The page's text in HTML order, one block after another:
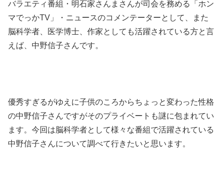
バラエティ番組・明石家さんまさんが司会を務める「ホン
マでっかTV」・ニュースのコメンテーターとして、また
脳科学者、医学博士、作家としても活躍されている方と言
えば、中野信子さんです。
優秀すぎるがゆえに子供のころからちょっと変わった性格
の中野信子さんですがそのプライベートも謎に包まれてい
ます。今回は脳科学者として様々な番組で活躍されている
中野信子さんについて調べて行きたいと思います。